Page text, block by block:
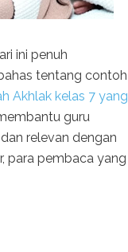
ini penuh
tentang contoh
Akhlak kelas 7 yang
guru
relevan dengan
para pembaca yang